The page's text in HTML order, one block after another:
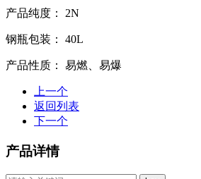
产品纯度： 2N
钢瓶包装： 40L
产品性质： 易燃、易爆
上一个
返回列表
下一个
产品详情